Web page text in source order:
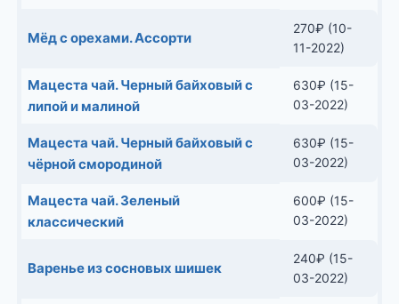
Мёд с орехами. Ассорти
270₽ (10-
11-2022)
Мацеста чай. Черный байховый с
липой и малиной
630₽ (15-
03-2022)
Мацеста чай. Черный байховый с
чёрной смородиной
630₽ (15-
03-2022)
Мацеста чай. Зеленый
классический
600₽ (15-
03-2022)
Варенье из сосновых шишек
240₽ (15-
03-2022)